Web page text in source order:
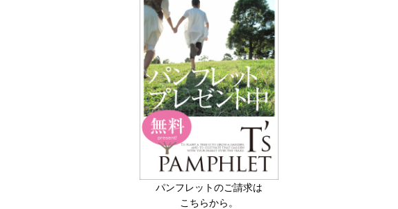
パンフレットのご請求は
こちらから。